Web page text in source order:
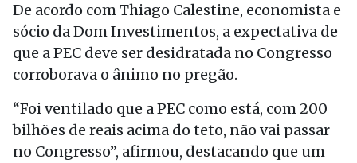
De acordo com Thiago Calestine, economista e
sócio da Dom Investimentos, a expectativa de
que a PEC deve ser desidratada no Congresso
corroborava o ânimo no pregão.
“Foi ventilado que a PEC como está, com 200
bilhões de reais acima do teto, não vai passar
no Congresso”, afirmou, destacando que um